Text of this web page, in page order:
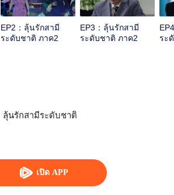
เปิด APP
EP2：ลุ้นรักสามี
ระดับชาติ ภาค2
EP3：ลุ้นรักสามี
ระดับชาติ ภาค2
ระ
ลุ้นรักสามีระดับชาติ